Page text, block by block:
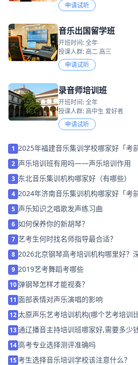
申请试听
音乐出国留学班
开班时间: 全年
授课人群: 高二 高三
申请试听
录音师培训班
开班时间: 全年
授课人群: 高中生 爱好者
申请试听
1 2025年福建音乐集训学校哪家好「考
2 声乐培训班有用吗——声乐培训作用
3 东北音乐集训机构哪家好（有哪些）
4 2024年济南音乐集训机构哪家好「考
5 声乐知识之唱歌发声练习曲
6 如何保养你的新胡琴？
7 艺考生何时找名师指导最合适？
8 2026北京钢琴高考培训机构哪里好？
9 2019艺考舞蹈考哪些
10弹钢琴怎样才能视奏？
11 面部表情对声乐演唱的影响
12太原声乐艺考培训机构(哪个艺考培训
13通辽播音主持培训班哪家好,需要多少
14高考专业选择测评准确吗
15考生选择音乐培训学校该注意什么？